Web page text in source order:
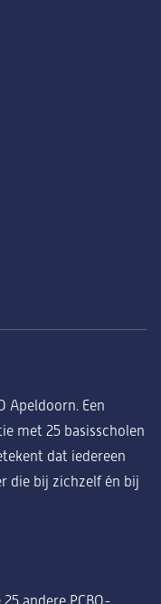
Apeldoorn. Een
met 25 basisscholen
dat iedereen
die bij zichzelf én bij